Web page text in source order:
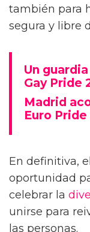
también para
segura y libre
Un
Gay Pride
Madrid
Euro Pride
En definitiva, el
oportunidad
celebrar la
unirse para
las personas.